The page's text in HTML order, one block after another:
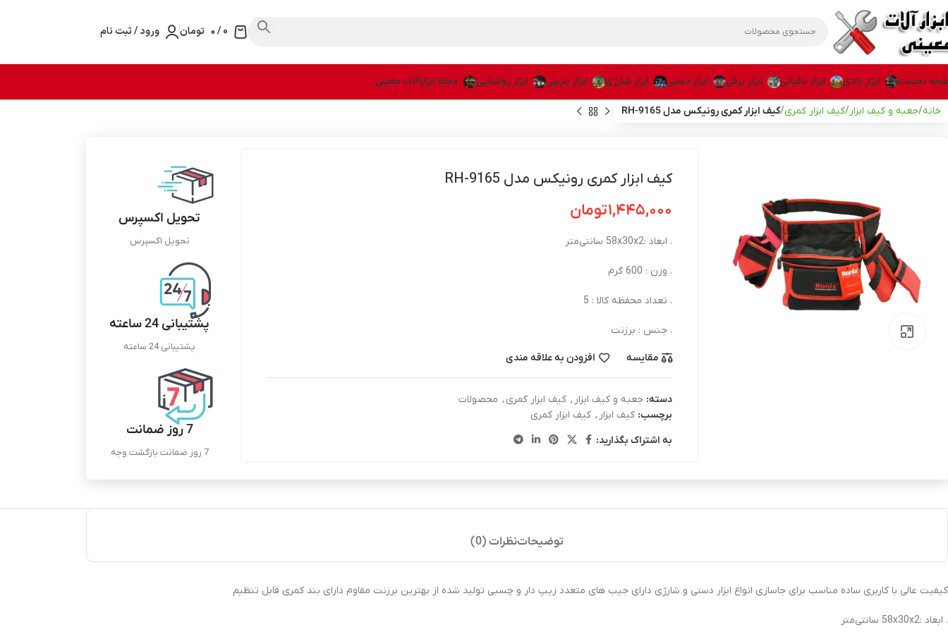
0
/۰ تومان ورود / ثبت نام
نخست ابزار بادی ابزار باغبانی ابزار برقی ابزار دستی ابزار شارژی ابزار بنزینی ابزار روشنایی مجله ابزارآلات معینی
خانه جعبه و کیف ابزار کیف ابزار کمری کیف ابزار کمری رونیکس مدل RH-9165
کیف ابزار کمری رونیکس مدل RH-9165
۱,۴۴۵,۰۰۰تومان
. ابعاد :58x30x2 سانتی‌متر
. وزن : 600 گرم
. تعداد محفظه کالا : 5
. جنس : برزنت
مقایسه افزودن به علاقه مندی
دسته: جعبه و کیف ابزار , کیف ابزار کمری , محصولات
برچسب: کیف ابزار , کیف ابزار کمری
به اشتراک بگذارید:
تحویل اکسپرس
تحویل اکسپرس
پشتیبانی 24 ساعته
پشتیبانی 24 ساعته
7 روز ضمانت
7 روز ضمانت بازگشت وجه
توضیحاتنظرات (0)
کیفیت عالی با کاربری ساده مناسب برای جاسازی انواع ابزار دستی و شارژی دارای جیب های متعدد زیپ دار و چسبی تولید شده از بهترین برزنت مقاوم دارای بند کمری قابل تنظیم
. ابعاد :58x30x2 سانتی‌متر